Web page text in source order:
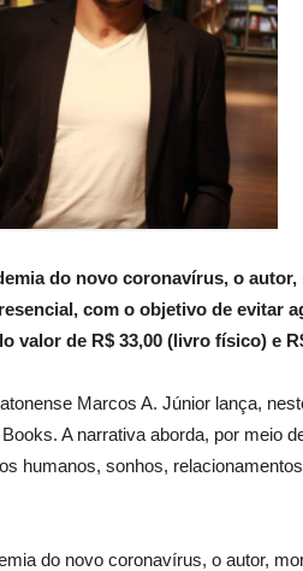
do novo coronavírus, o
com o objetivo de evitar
valor de R$ 33,00 (livro físico) e
Marcos A. Júnior lança,
A narrativa aborda, por meio
humanos, sonhos,
do novo coronavírus, o autor,